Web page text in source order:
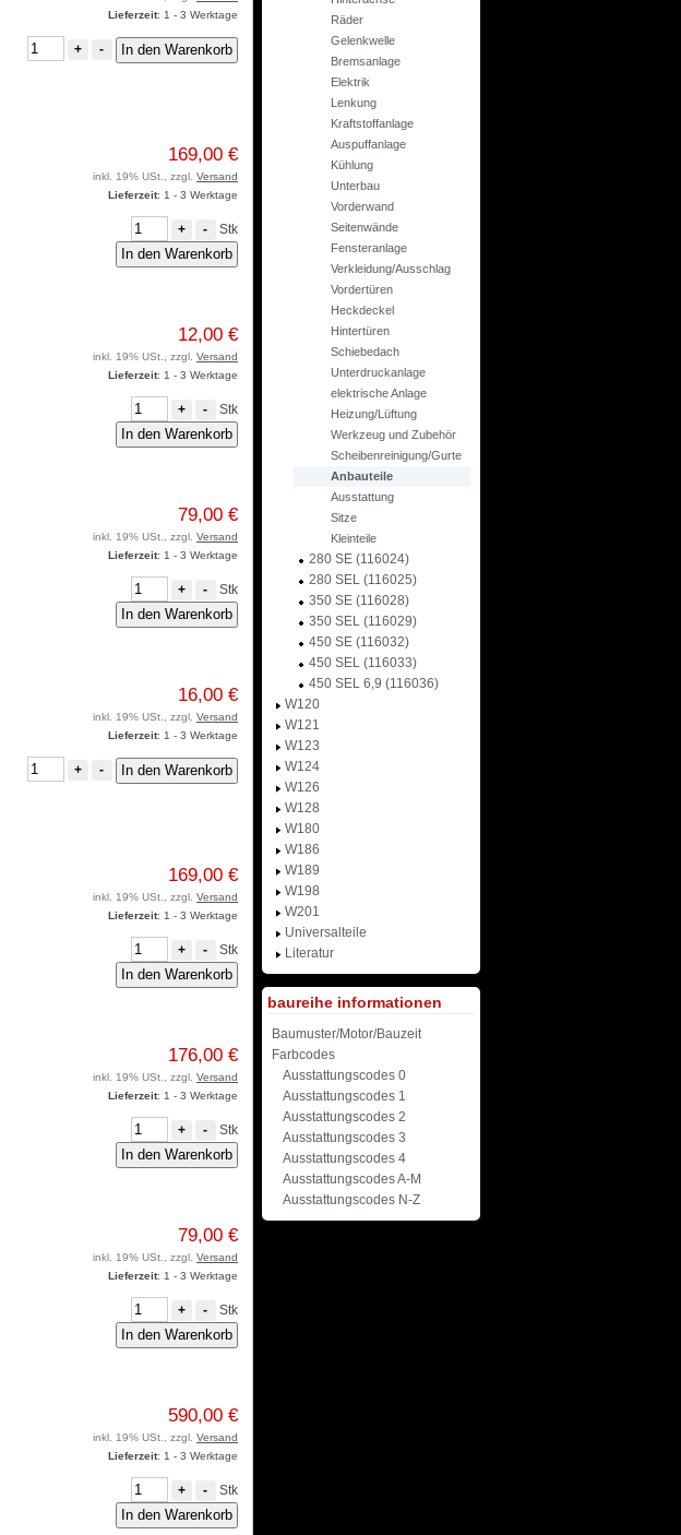
Lieferzeit: 1 - 3 Werktage
+ -
169,00 €
inkl. 19% USt., zzgl. Versand
Lieferzeit: 1 - 3 Werktage
+ - Stk
12,00 €
inkl. 19% USt., zzgl. Versand
Lieferzeit: 1 - 3 Werktage
+ - Stk
79,00 €
inkl. 19% USt., zzgl. Versand
Lieferzeit: 1 - 3 Werktage
+ - Stk
16,00 €
inkl. 19% USt., zzgl. Versand
Lieferzeit: 1 - 3 Werktage
+ -
169,00 €
inkl. 19% USt., zzgl. Versand
Lieferzeit: 1 - 3 Werktage
+ - Stk
176,00 €
inkl. 19% USt., zzgl. Versand
Lieferzeit: 1 - 3 Werktage
+ - Stk
79,00 €
inkl. 19% USt., zzgl. Versand
Lieferzeit: 1 - 3 Werktage
+ - Stk
590,00 €
inkl. 19% USt., zzgl. Versand
Lieferzeit: 1 - 3 Werktage
+ - Stk
Räder
Gelenkwelle
Bremsanlage
Elektrik
Lenkung
Kraftstoffanlage
Auspuffanlage
Kühlung
Unterbau
Vorderwand
Seitenwände
Fensteranlage
Verkleidung/Ausschlag
Vordertüren
Heckdeckel
Hintertüren
Schiebedach
Unterdruckanlage
elektrische Anlage
Heizung/Lüftung
Werkzeug und Zubehör
Scheibenreinigung/Gurte
Anbauteile
Ausstattung
Sitze
Kleinteile
280 SE (116024)
280 SEL (116025)
350 SE (116028)
350 SEL (116029)
450 SE (116032)
450 SEL (116033)
450 SEL 6,9 (116036)
W120
W121
W123
W124
W126
W128
W180
W186
W189
W198
W201
Universalteile
Literatur
baureihe informationen
Baumuster/Motor/Bauzeit
Farbcodes
Ausstattungscodes 0
Ausstattungscodes 1
Ausstattungscodes 2
Ausstattungscodes 3
Ausstattungscodes 4
Ausstattungscodes A-M
Ausstattungscodes N-Z